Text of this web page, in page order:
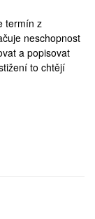
termín z
neschopnost
a popisovat
to chtějí